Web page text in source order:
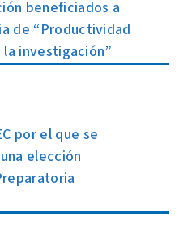
beneficiados a
de “Productividad
investigación”
por el que se
elección